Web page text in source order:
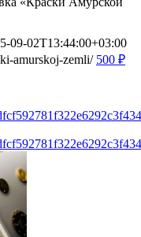
09-02T13:44:00+03:00
amurskoj-zemli/ 500 ₽